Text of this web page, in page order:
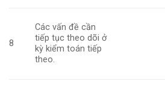
8
Các vấn đề cần
tiếp tục theo dõi ở
kỳ kiểm toán tiếp
theo.